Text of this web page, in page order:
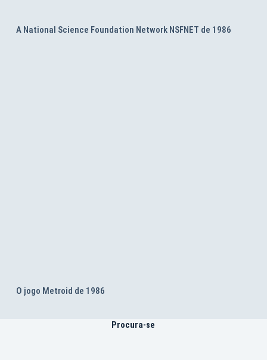
A National Science Foundation Network NSFNET de 1986
O jogo Metroid de 1986
Procura-se